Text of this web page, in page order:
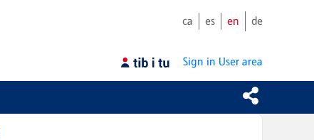
ca es en de
Sign in User area